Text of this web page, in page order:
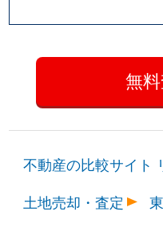
不動産の比較サイト
土地売却・査定